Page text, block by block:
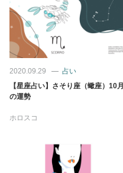
占い
性と愛
ゲーム
2020.09.29
占い
【星座占い】さそり座（蠍座）10月
の運勢
ホロスコ